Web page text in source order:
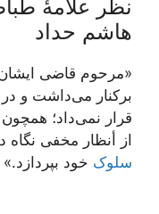
نظر علاّمۀ
هاشم حداد
«مرحوم قاضی
برکنار می‌داشت و
قرار نمی‌داد؛
از أنظار مخفی نگاه
سلوک خود